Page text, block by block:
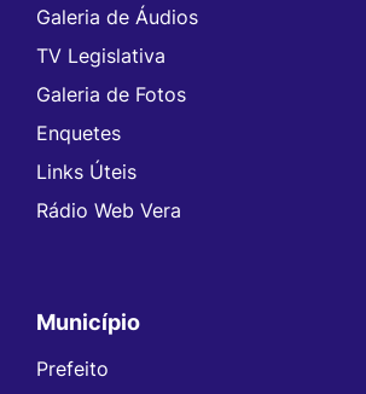
Galeria de Áudios
TV Legislativa
Galeria de Fotos
Enquetes
Links Úteis
Rádio Web Vera
Município
Prefeito